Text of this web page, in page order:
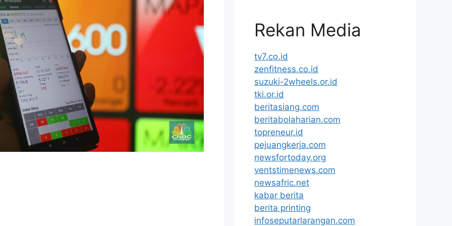
Rekan Media
tv7.co.id
zenfitness.co.id
suzuki-2wheels.or.id
tki.or.id
beritasiang.com
beritabolaharian.com
topreneur.id
pejuangkerja.com
newsfortoday.org
ventstimenews.com
newsafric.net
kabar berita
berita printing
infoseputarlarangan.com